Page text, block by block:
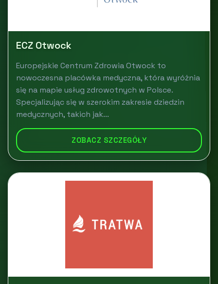
ECZ Otwock
Europejskie Centrum Zdrowia Otwock to
nowoczesna placówka medyczna, która wyróżnia
się na mapie usług zdrowotnych w Polsce.
Specjalizując się w szerokim zakresie dziedzin
medycznych, takich jak...
ZOBACZ SZCZEGÓŁY